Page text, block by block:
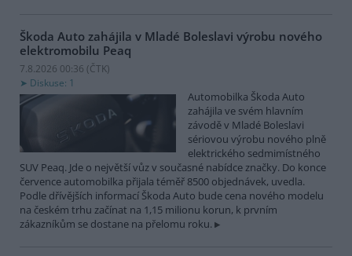
Škoda Auto zahájila v Mladé Boleslavi výrobu nového
elektromobilu Peaq
7.8.2026 00:36 (ČTK)
Diskuse: 1
Automobilka Škoda Auto
zahájila ve svém hlavním
závodě v Mladé Boleslavi
sériovou výrobu nového plně
elektrického sedmimístného
SUV Peaq. Jde o největší vůz v současné nabídce značky. Do konce
července automobilka přijala téměř 8500 objednávek, uvedla.
Podle dřívějších informací Škoda Auto bude cena nového modelu
na českém trhu začínat na 1,15 milionu korun, k prvním
zákazníkům se dostane na přelomu roku.